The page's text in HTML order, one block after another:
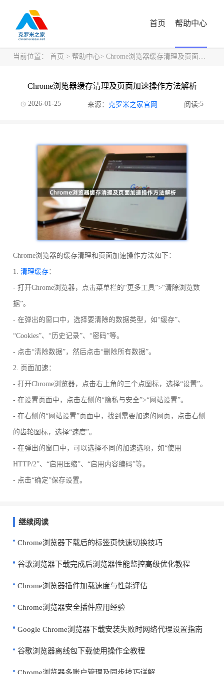
首页 帮助中心
当前位置： 首页 > 帮助中心> Chrome浏览器缓存清理及页面加速操作方法解析
Chrome浏览器缓存清理及页面加速操作方法解析
2026-01-25 来源： 克罗米之家官网 阅读:5
Chrome浏览器的缓存清理和页面加速操作方法如下：
1. 清理缓存：
- 打开Chrome浏览器，点击菜单栏的“更多工具”>“清除浏览数
据”。
- 在弹出的窗口中，选择要清除的数据类型，如“缓存”、
“Cookies”、“历史记录”、“密码”等。
- 点击“清除数据”，然后点击“删除所有数据”。
2. 页面加速：
- 打开Chrome浏览器，点击右上角的三个点图标，选择“设置”。
- 在设置页面中，点击左侧的“隐私与安全”>“网站设置”。
- 在右侧的“网站设置”页面中，找到需要加速的网页，点击右侧
的齿轮图标，选择“速度”。
- 在弹出的窗口中，可以选择不同的加速选项，如“使用
HTTP/2”、“启用压缩”、“启用内容编码”等。
- 点击“确定”保存设置。
继续阅读
Chrome浏览器下载后的标签页快速切换技巧
谷歌浏览器下载完成后浏览器性能监控高级优化教程
Chrome浏览器插件加载速度与性能评估
Chrome浏览器安全插件应用经验
Google Chrome浏览器下载安装失败时网络代理设置指南
谷歌浏览器离线包下载使用操作全教程